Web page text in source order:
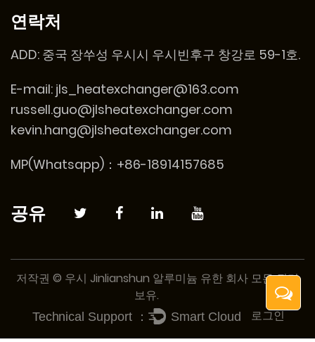
연락처
ADD: 중국 장쑤성 우시시 우시빈후구 창강로 59-1호.
E-mail: jls_heatexchanger@163.com
russell.guo@jlsheatexchanger.com
kevin.hang@jlsheatexchanger.com
MP(Whatsapp)：+86-18914157685
공유
저작권 © 우시 Jinlianshun 알루미늄 유한 회사 모든 권리
보유.
로그인